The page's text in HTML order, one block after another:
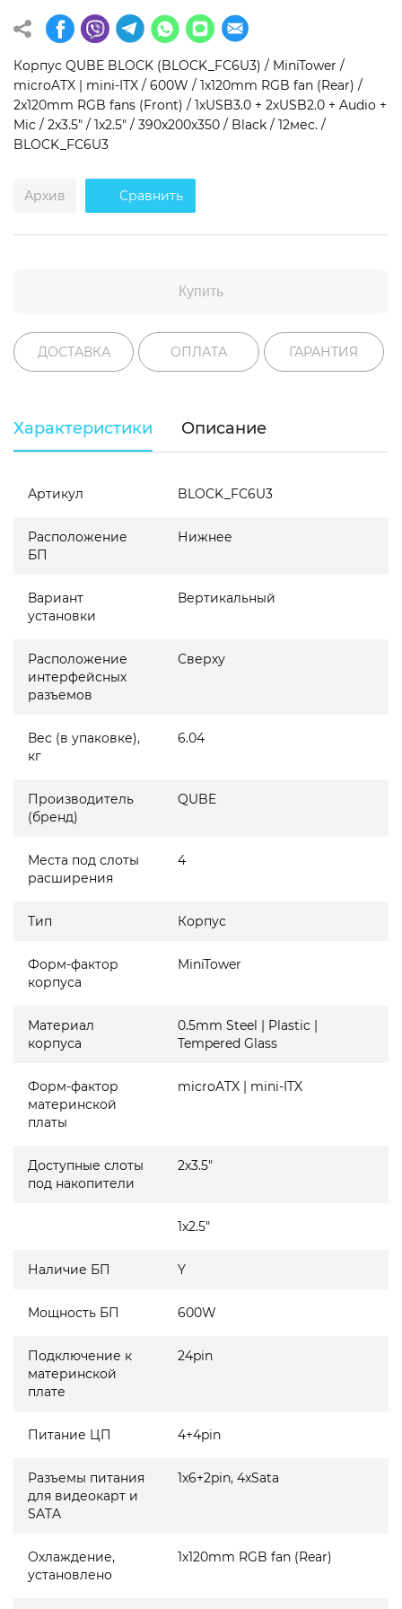
Операционная система
Windows 11 Home
Windows 11 Pro
Без ОС
Тип накопителя
SSD
HDD
SSD + HDD
Дополнительно
RGB-подсветка
Корпус QUBE BLOCK (BLOCK_FС6U3) / MiniTower /
microATX | mini-ITX / 600W / 1x120mm RGB fan (Rear) /
2x120mm RGB fans (Front) / 1хUSB3.0 + 2хUSB2.0 + Audio +
Mic / 2x3.5" / 1x2.5" / 390x200x350 / Black / 12мес. /
BLOCK_FС6U3
Архив Сравнить
Купить
ДОСТАВКА ОПЛАТА ГАРАНТИЯ
Характеристики Описание
Артикул BLOCK_FС6U3
Расположение
БП
Нижнее
Вариант
установки
Вертикальный
Расположение
интерфейсных
разъемов
Сверху
Вес (в упаковке),
кг
6.04
Производитель
(бренд)
QUBE
Места под слоты
расширения
4
Тип Корпус
Форм-фактор
корпуса
MiniTower
Материал
корпуса
0.5mm Steel | Plastic |
Tempered Glass
Форм-фактор
материнской
платы
microATX | mini-ITX
Доступные слоты
под накопители
2x3.5"
1x2.5"
Наличие БП Y
Мощность БП 600W
Подключение к
материнской
плате
24pin
Питание ЦП 4+4pin
Разъемы питания
для видеокарт и
SATA
1x6+2pin, 4xSata
Охлаждение,
установлено
1x120mm RGB fan (Rear)